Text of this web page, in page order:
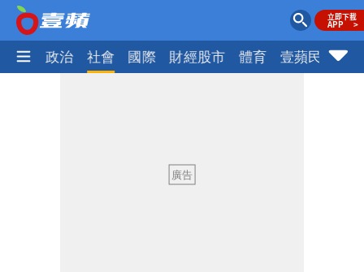
生活 政治 社會 國際 財經股市 體育 壹蘋民調